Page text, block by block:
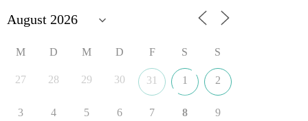
Forderung, der Iran dürfe keine Kernwaffe
friedensorientierte Politik?
M D M D F S S
27 28 29 30 31 1 2
3 4 5 6 7 8 9